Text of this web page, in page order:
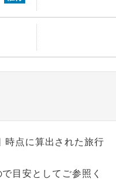
点に算出された旅行
目安としてご参照く